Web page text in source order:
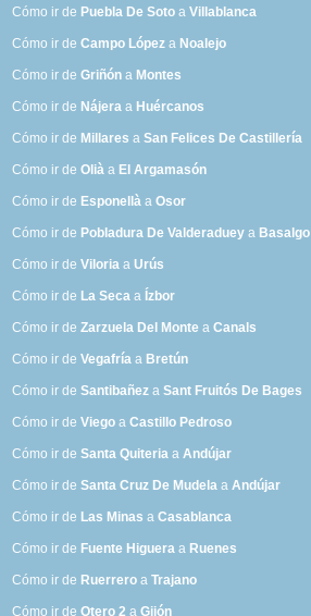
Cómo ir de Puebla De Soto aVillablanca
Cómo ir deCampo López a Noalejo
Cómo ir deGriñón a Montes
Cómo ir de Nájera a Huércanos
Cómo ir de Millares aSan Felices De Castillería
Cómo ir deOlià a El Argamasón
Cómo ir de Esponellà aOsor
Cómo ir de Pobladura De Valderaduey a Basalgo
Cómo ir deViloria aUrús
Cómo ir de La Seca a Ízbor
Cómo ir deZarzuela Del Monte aCanals
Cómo ir deVegafría a Bretún
Cómo ir deSantibañez aSant Fruitós De Bages
Cómo ir deViego aCastillo Pedroso
Cómo ir deSanta Quiteria aAndújar
Cómo ir deSanta Cruz De Mudela aAndújar
Cómo ir de Las Minas aCasablanca
Cómo ir de Fuente Higuera a Ruenes
Cómo ir de Ruerrero aTrajano
Cómo ir deOtero 2 aGijón